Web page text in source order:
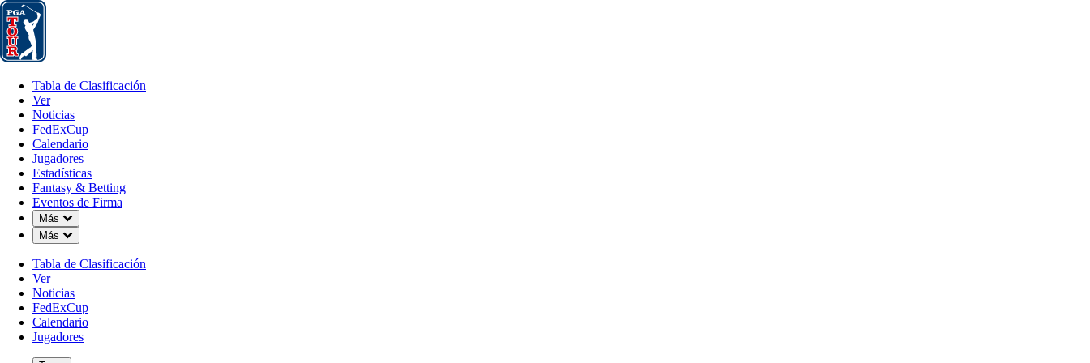
Tabla de Clasificación
Tabla de Clasificación
Ver
Noticias
FedExCup
Calendario
Jugadores
Estadísticas
Fantasy & Betting
Eventos de Firma
Más
Down Chevron
Más
Down Chevron
Tabla de Clasificación
Ver
Noticias
FedExCup
Calendario
Jugadores